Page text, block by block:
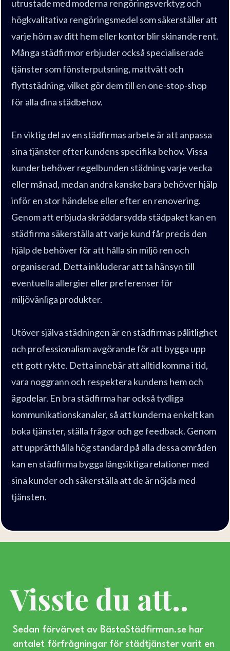
utrustade med moderna rengöringsverktyg och
högkvalitativa rengöringsmedel som säkerställer att
varje hörn av ditt hem eller kontor blir skinande rent.
Många städfirmor erbjuder också specialiserade
tjänster som fönsterputsning, mattvätt och
flyttstädning, vilket gör dem till en one-stop-shop
för alla dina städbehov.
En viktig del av en städfirmas arbete är att anpassa
sina tjänster efter kundens specifika behov. Vissa
kunder behöver regelbunden städning varje vecka
eller månad, medan andra kanske bara behöver hjälp
inför en stor händelse eller efter en renovering.
Genom att erbjuda skräddarsydda städpaket kan en
städfirma säkerställa att varje kund får precis den
hjälp de behöver för att hålla sin miljö ren och
organiserad. Detta inkluderar att ta hänsyn till
eventuella allergier eller preferenser för
miljövänliga produkter.
Utöver själva städningen är en städfirmas pålitlighet
och professionalism avgörande för att bygga upp
ett gott rykte. Detta innebär att alltid komma i tid,
vara noggrann och respektera kundens hem och
ägodelar. En bra städfirma har också tydliga
kommunikationskanaler, så att kunderna enkelt kan
boka tjänster, ställa frågor och ge feedback. Genom
att upprätthålla hög standard på alla dessa områden
kan en städfirma bygga långsiktiga relationer med
sina kunder och säkerställa att de är nöjda med
tjänsten.
Visste du att..
Sedan förvärvet av BästaStädfirman.se har
antalet förfrågningar för städtjänster varit en